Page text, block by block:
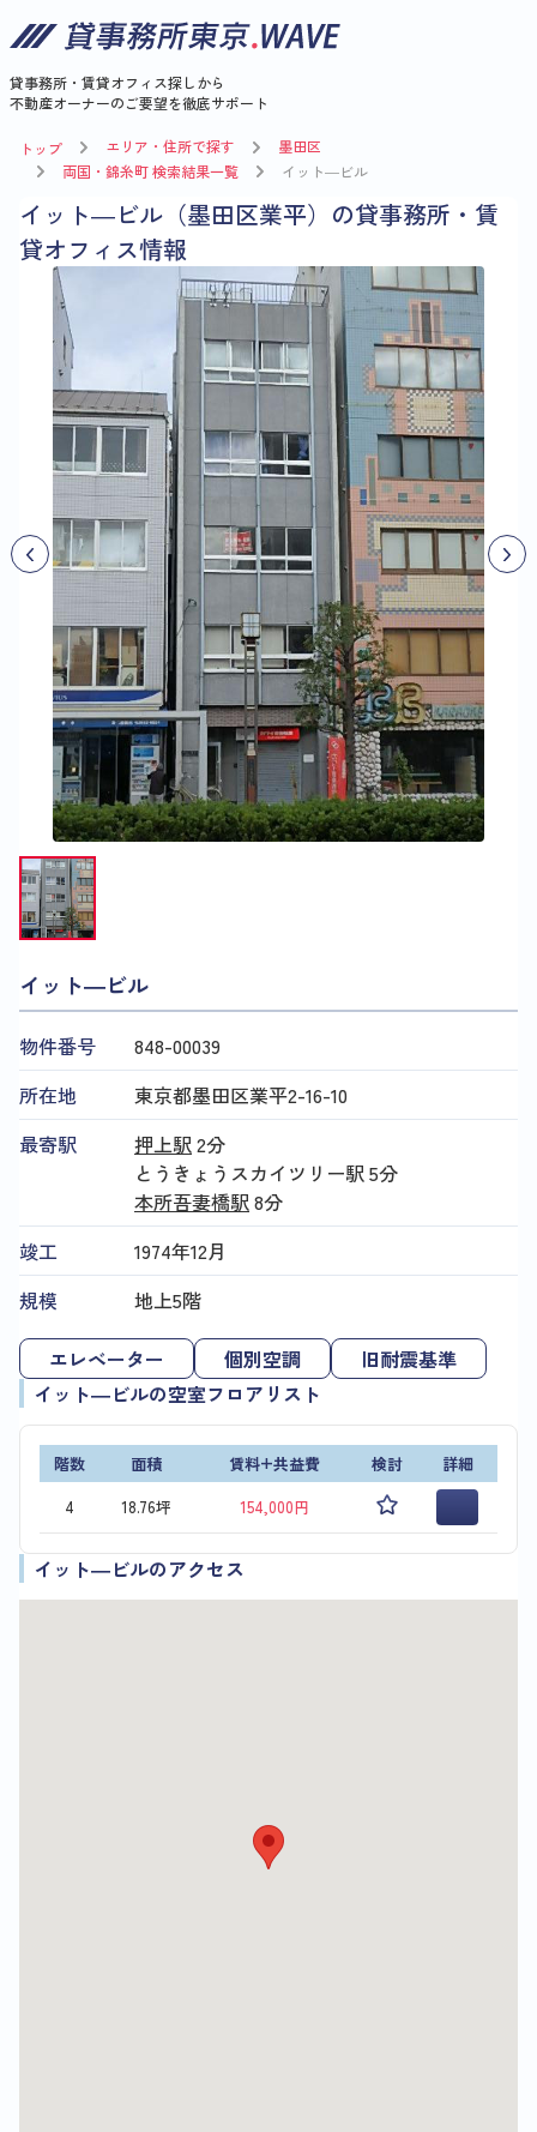
貸事務所・賃貸オフィス探しから
不動産オーナーのご要望を徹底サポート
トップ エリア・住所で探す
墨田区
両国・錦糸町 検索結果一覧
イット―ビル
イット―ビル（墨田区業平）の貸事務所・賃
貸オフィス情報
イット―ビル
物件番号
848​-​00039
所在地
東京都墨田区業平2-16-10
最寄駅
押上駅2分
とうきょうスカイツリー駅5分
本所吾妻橋駅8分
竣工
1974年12月
規模
地上5階
エレベーター 個別空調
旧耐震基準
イット―ビルの空室フロアリスト
階数 面積 賃料+共益費 検討
詳細
4
18.76坪 154,000円
イット―ビルのアクセス